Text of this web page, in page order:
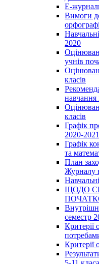
Е-
Вимоги
2020
учнів
класів
навчання
класів
Графік
2020-
Графік
та
План
Журналу
ЩОДО
семестр
Критерії
Критерії